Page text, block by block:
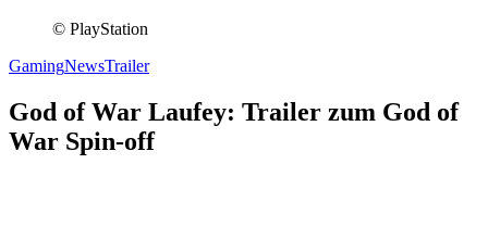
© PlayStation
GamingNewsTrailer
God of War Laufey: Trailer zum God of
War Spin-off